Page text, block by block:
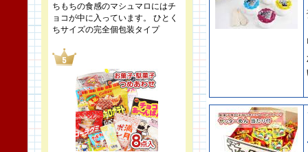
ちもちの食感のマシュマロにはチ
ョコが中に入っています。 ひとく
ちサイズの完全個包装タイプ